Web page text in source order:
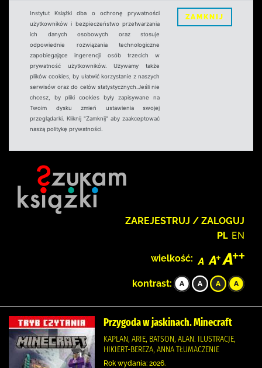
Instytut Książki dba o ochronę prywatności
użytkowników i bezpieczeństwo przetwarzania
ich danych osobowych oraz stosuje
odpowiednie rozwiązania technologiczne
zapobiegające ingerencji osób trzecich w
prywatność użytkowników. Używamy także
plików cookies, by ułatwić korzystanie z naszych
serwisów oraz do celów statystycznych.Jeśli nie
chcesz, by pliki cookies były zapisywane na
Twoim dysku zmień ustawienia swojej
przeglądarki. Kliknij "Zamknij" aby zaakceptować
naszą politykę prywatności.
ZAMKNIJ
ZAREJESTRUJ / ZALOGUJ
PL EN
wielkość:
kontrast:
Przygoda w jaskinach. Minecraft
KAPLAN, ARIE, BATSON, ALAN. ILUSTRACJE,
HIKIERT-BEREZA, ANNA TŁUMACZENIE
Rok wydania: 2026.